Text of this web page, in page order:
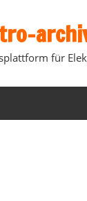
für